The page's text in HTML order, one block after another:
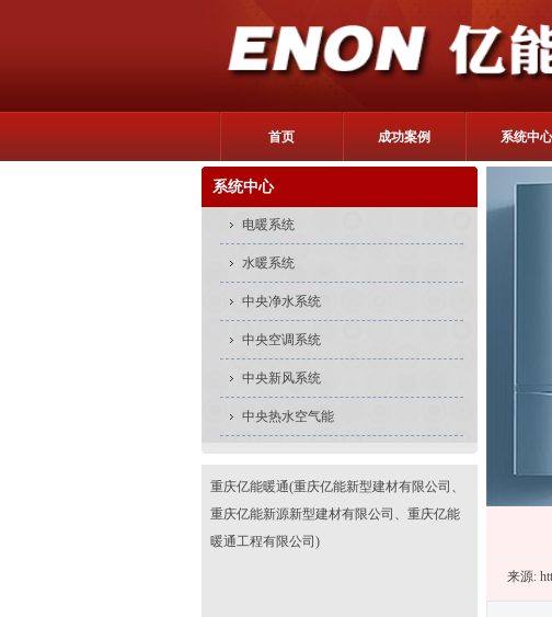
首页 成功案例 系统中心
系统中心
电暖系统
水暖系统
中央净水系统
中央空调系统
中央新风系统
中央热水空气能
重庆亿能暖通(重庆亿能新型建材有限公司、
重庆亿能新源新型建材有限公司、重庆亿能
暖通工程有限公司)
来源: